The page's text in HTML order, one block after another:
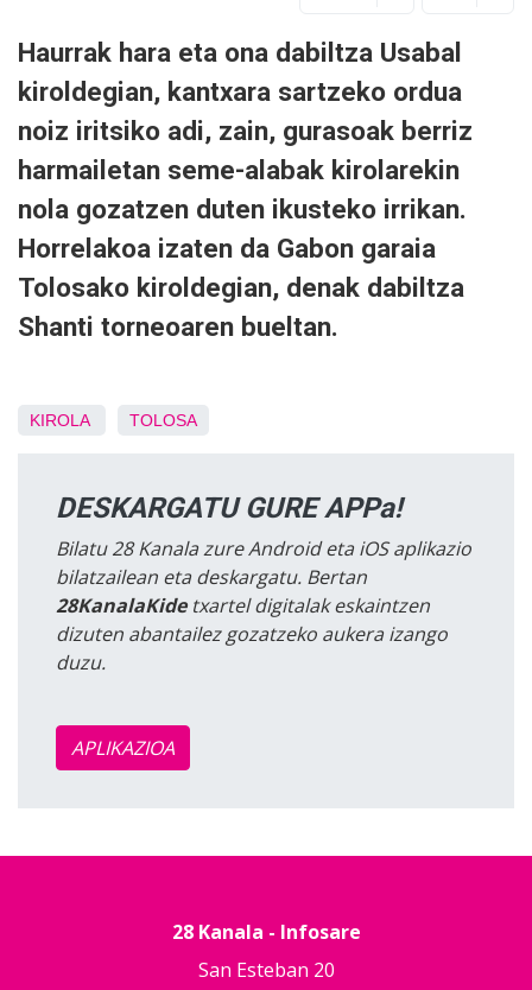
Haurrak hara eta ona dabiltza Usabal
kiroldegian, kantxara sartzeko ordua
noiz iritsiko adi, zain, gurasoak berriz
harmailetan seme-alabak kirolarekin
nola gozatzen duten ikusteko irrikan.
Horrelakoa izaten da Gabon garaia
Tolosako kiroldegian, denak dabiltza
Shanti torneoaren bueltan.
KIROLA TOLOSA
DESKARGATU GURE APPa!
Bilatu 28 Kanala zure Android eta iOS aplikazio
bilatzailean eta deskargatu. Bertan
28KanalaKidetxartel digitalak eskaintzen
dizuten abantailez gozatzeko aukera izango
duzu.
APLIKAZIOA
28 Kanala - Infosare
San Esteban 20